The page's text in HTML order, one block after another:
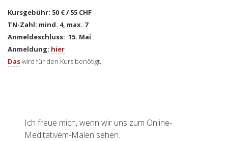
Kursgebühr: 50 € / 55 CHF
TN-Zahl: mind. 4, max. 7
Anmeldeschluss: 15. Mai
Anmeldung: hier
Daswird für den Kurs benötigt.
Ich freue mich, wenn wir uns zum Online-
Meditativem-Malen sehen.